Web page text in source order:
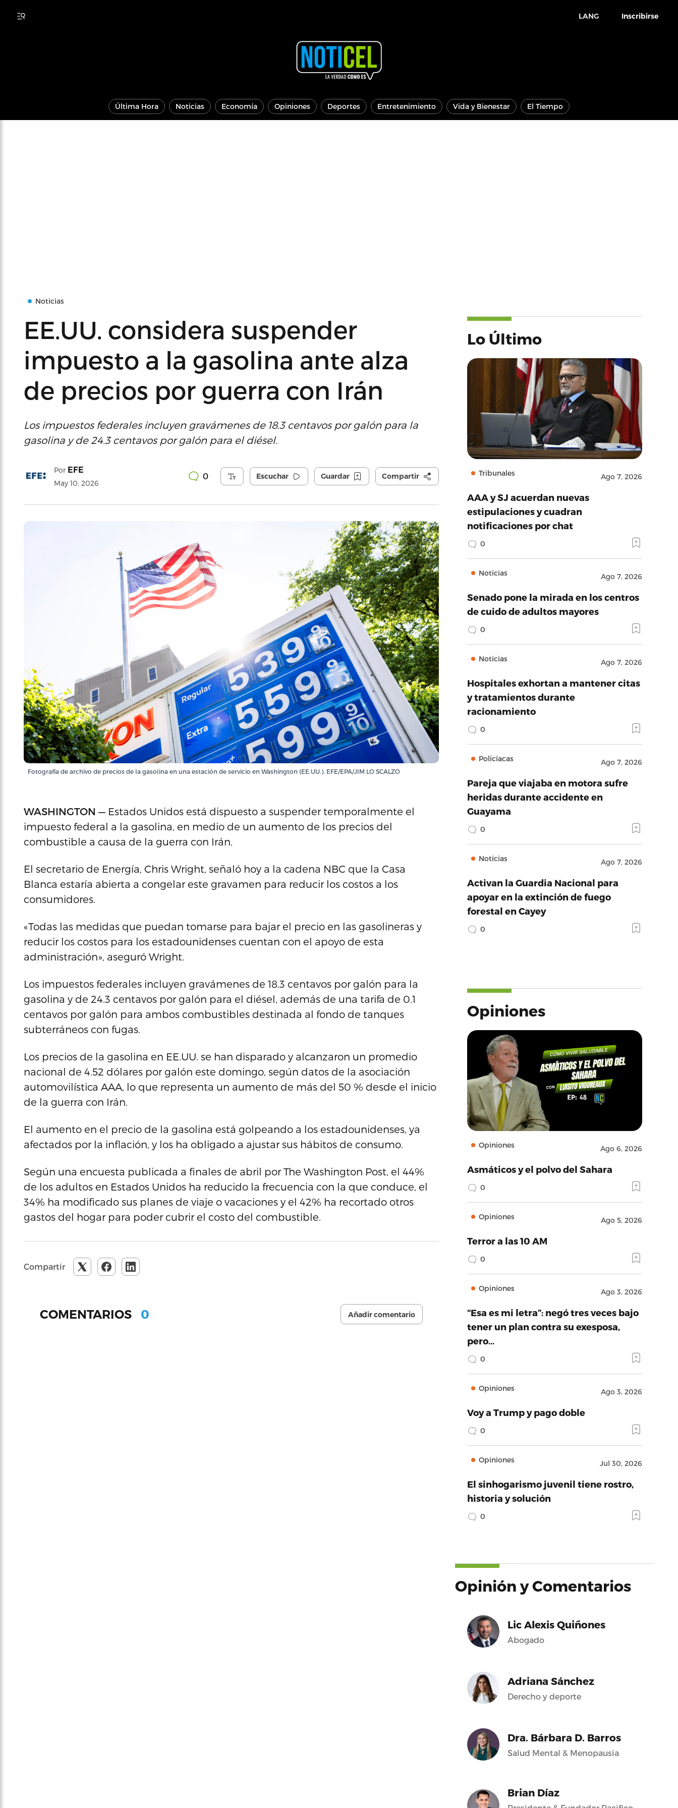
LANG Inscribirse
Última Hora Noticias Economía Opiniones Deportes Entretenimiento Vida y Bienestar El Tiempo
Noticias
EE.UU. considera suspender
impuesto a la gasolina ante alza
de precios por guerra con Irán
Los impuestos federales incluyen gravámenes de 18.3 centavos por galón para la
gasolina y de 24.3 centavos por galón para el diésel.
Por EFE
May 10, 2026
0 Escuchar Guardar Compartir
Fotografía de archivo de precios de la gasolina en una estación de servicio en Washington (EE.UU.). EFE/EPA/JIM LO SCALZO
WASHINGTON — Estados Unidos está dispuesto a suspender temporalmente el
impuesto federal a la gasolina, en medio de un aumento de los precios del
combustible a causa de la guerra con Irán.
El secretario de Energía, Chris Wright, señaló hoy a la cadena NBC que la Casa
Blanca estaría abierta a congelar este gravamen para reducir los costos a los
consumidores.
«Todas las medidas que puedan tomarse para bajar el precio en las gasolineras y
reducir los costos para los estadounidenses cuentan con el apoyo de esta
administración», aseguró Wright.
Los impuestos federales incluyen gravámenes de 18.3 centavos por galón para la
gasolina y de 24.3 centavos por galón para el diésel, además de una tarifa de 0.1
centavos por galón para ambos combustibles destinada al fondo de tanques
subterráneos con fugas.
Los precios de la gasolina en EE.UU. se han disparado y alcanzaron un promedio
nacional de 4.52 dólares por galón este domingo, según datos de la asociación
automovilística AAA, lo que representa un aumento de más del 50 % desde el inicio
de la guerra con Irán.
El aumento en el precio de la gasolina está golpeando a los estadounidenses, ya
afectados por la inflación, y los ha obligado a ajustar sus hábitos de consumo.
Según una encuesta publicada a finales de abril por The Washington Post, el 44%
de los adultos en Estados Unidos ha reducido la frecuencia con la que conduce, el
34% ha modificado sus planes de viaje o vacaciones y el 42% ha recortado otros
gastos del hogar para poder cubrir el costo del combustible.
Compartir
COMENTARIOS 0 Añadir comentario
Lo Último
Tribunales Ago 7, 2026
AAA y SJ acuerdan nuevas
estipulaciones y cuadran
notificaciones por chat
0
Noticias Ago 7, 2026
Senado pone la mirada en los centros
de cuido de adultos mayores
0
Noticias Ago 7, 2026
Hospitales exhortan a mantener citas
y tratamientos durante
racionamiento
0
Policíacas Ago 7, 2026
Pareja que viajaba en motora sufre
heridas durante accidente en
Guayama
0
Noticias Ago 7, 2026
Activan la Guardia Nacional para
apoyar en la extinción de fuego
forestal en Cayey
0
Opiniones
Opiniones Ago 6, 2026
Asmáticos y el polvo del Sahara
0
Opiniones Ago 5, 2026
Terror a las 10 AM
0
Opiniones Ago 3, 2026
“Esa es mi letra”: negó tres veces bajo
tener un plan contra su exesposa,
pero…
0
Opiniones Ago 3, 2026
Voy a Trump y pago doble
0
Opiniones Jul 30, 2026
El sinhogarismo juvenil tiene rostro,
historia y solución
0
Opinión y Comentarios
Lic Alexis Quiñones
Abogado
Adriana Sánchez
Derecho y deporte
Dra. Bárbara D. Barros
Salud Mental & Menopausia
Brian Díaz